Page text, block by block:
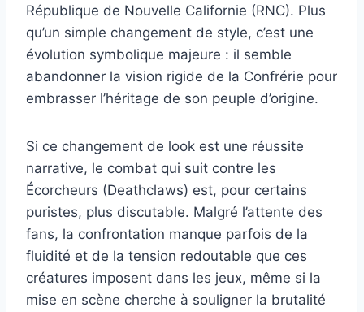
République de Nouvelle Californie (RNC). Plus
qu’un simple changement de style, c’est une
évolution symbolique majeure : il semble
abandonner la vision rigide de la Confrérie pour
embrasser l’héritage de son peuple d’origine.
Si ce changement de look est une réussite
narrative, le combat qui suit contre les
Écorcheurs (Deathclaws) est, pour certains
puristes, plus discutable. Malgré l’attente des
fans, la confrontation manque parfois de la
fluidité et de la tension redoutable que ces
créatures imposent dans les jeux, même si la
mise en scène cherche à souligner la brutalité